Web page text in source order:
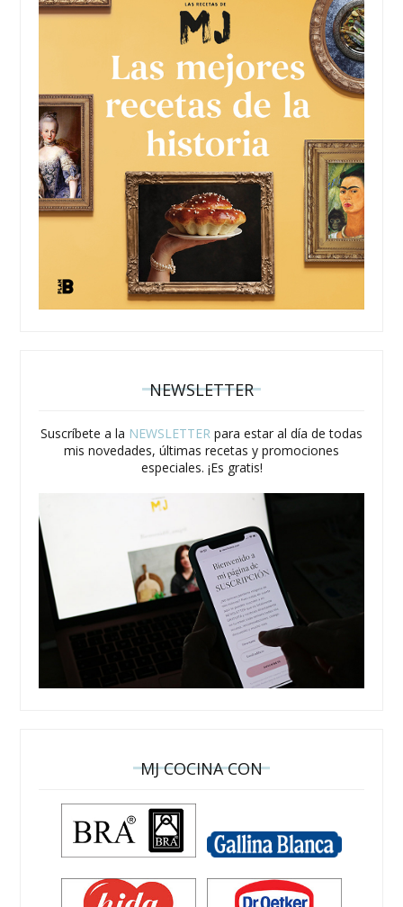
NEWSLETTER
Suscríbete a la NEWSLETTER para estar al día de todas
mis novedades, últimas recetas y promociones
especiales. ¡Es gratis!
MJ COCINA CON